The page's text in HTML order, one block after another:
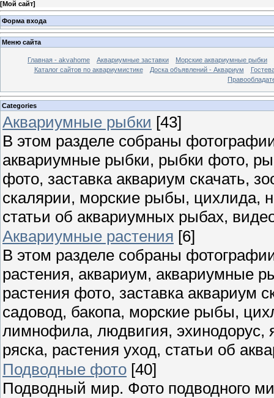
[Мой сайт]
Форма входа
Меню сайта
Главная - akvahome Аквариумные заставки
Морские аквариумные рыбки
Каталог сайтов по аквариумистике
Доска объявлений - Аквариум
Categories
Аквариумные рыбки [43]
В этом разделе собраны
аквариумные рыбки, рыбки фото,
фото, заставка аквариум скачать,
скалярии, морские рыбы, цихлида,
статьи об аквариумных рыбах,
Аквариумные растения [6]
В этом разделе собраны
растения, аквариум, аквариумные
растения фото, заставка аквариум
садовод, бакопа, морские рыбы,
лимнофила, людвигия, эхинодорус,
ряска, растения уход, статьи об
Подводные фото [40]
Подводный мир. Фото подводного